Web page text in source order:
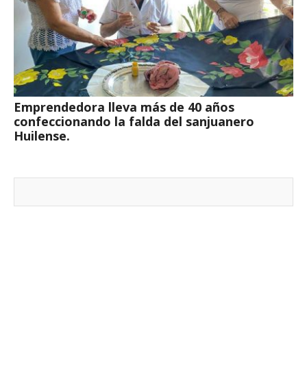
Emprendedora lleva más de 40 años
confeccionando la falda del sanjuanero
Huilense.